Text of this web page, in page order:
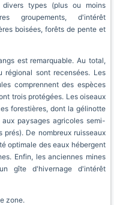
types (plus ou moins
groupements, d'intérêt
boisées, forêts de pente et
est remarquable. Au total,
régional sont recensées. Les
comprennent des espèces
trois protégées. Les oiseaux
forestières, dont la gélinotte
paysages agricoles semi-
De nombreux ruisseaux
optimale des eaux hébergent
Enfin, les anciennes mines
gîte d'hivernage d'intérêt
zone.